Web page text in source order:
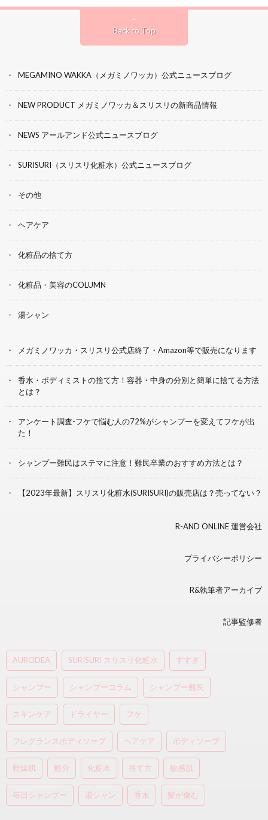
Back to Top
MEGAMINO WAKKA（メガミノワッカ）公式ニュースブログ
NEW PRODUCT メガミノワッカ＆スリスリの新商品情報
NEWS アールアンド公式ニュースブログ
SURISURI（スリスリ化粧水）公式ニュースブログ
その他
ヘアケア
化粧品の捨て方
化粧品・美容のCOLUMN
湯シャン
メガミノワッカ・スリスリ公式店終了・Amazon等で販売になります
香水・ボディミストの捨て方！容器・中身の分別と簡単に捨てる方法
とは？
アンケート調査-フケで悩む人の72%がシャンプーを変えてフケが出
た！
シャンプー難民はステマに注意！難民卒業のおすすめ方法とは？
【2023年最新】スリスリ化粧水(SURISURI)の販売店は？売ってない？
R-AND ONLINE 運営会社
プライバシーポリシー
R&執筆者アーカイブ
記事監修者
AURODEA SURISURI スリスリ化粧水 すすぎ
シャンプー シャンプーコラム シャンプー難民
スキンケア ドライヤー フケ
フレグランスボディソープ ヘアケア ボディソープ
乾燥肌 処分 化粧水 捨て方 敏感肌
毎日シャンプー 湯シャン 香水 髪が傷む